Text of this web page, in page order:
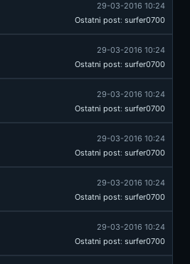
29-03-2016 10:24
Ostatni post: surfer0700
29-03-2016 10:24
Ostatni post: surfer0700
29-03-2016 10:24
Ostatni post: surfer0700
29-03-2016 10:24
Ostatni post: surfer0700
29-03-2016 10:24
Ostatni post: surfer0700
29-03-2016 10:24
Ostatni post: surfer0700